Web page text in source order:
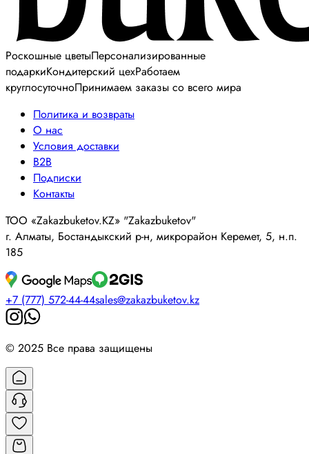
Роскошные цветыПерсонализированные
подаркиКондитерский цехРаботаем
круглосуточноПринимаем заказы со всего мира
Политика и возвраты
О нас
Условия доставки
B2B
Подписки
Контакты
ТОО «Zakazbuketov.KZ» "Zakazbuketov"
г. Алматы, Бостандыкский р-н, микрорайон Керемет, 5, н.п.
185
+7 (777) 572-44-44sales@zakazbuketov.kz
© 2025 Все права защищены